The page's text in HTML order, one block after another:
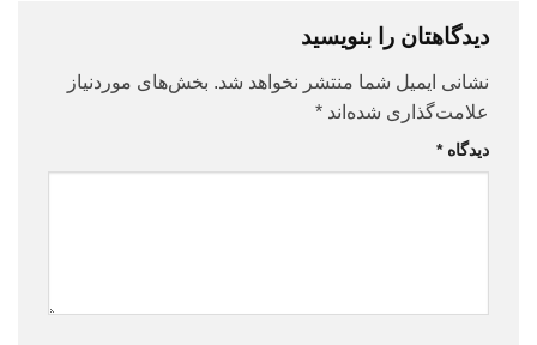
دیدگاهتان را بنویسید
نشانی ایمیل شما منتشر نخواهد شد. بخش‌های موردنیاز
علامت‌گذاری شده‌اند *
دیدگاه*